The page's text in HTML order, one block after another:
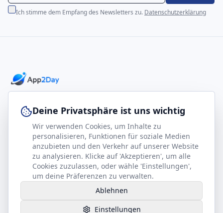
Ich stimme dem Empfang des Newsletters zu. Datenschutzerklärung
footer.company
Kontakt
Partner werden
Gesundheits-Kompass
Rechtliches
Impressum
Datenschutz
AGB
Deine Privatsphäre ist uns wichtig
Wir verwenden Cookies, um Inhalte zu
personalisieren, Funktionen für soziale Medien
anzubieten und den Verkehr auf unserer Website
zu analysieren. Klicke auf 'Akzeptieren', um alle
Cookies zuzulassen, oder wähle 'Einstellungen',
um deine Präferenzen zu verwalten.
Ablehnen
Einstellungen
Hilfe benötigt?